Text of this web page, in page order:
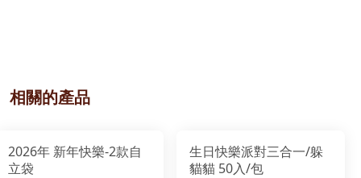
相關的產品
2026年 新年快樂-2款自
立袋
生日快樂派對三合一/躲
貓貓 50入/包